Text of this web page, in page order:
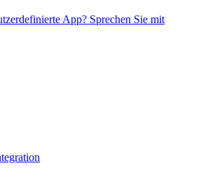
App? Sprechen Sie mit